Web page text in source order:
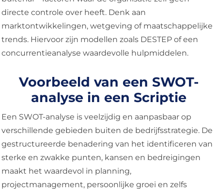
directe controle over heeft. Denk aan
marktontwikkelingen, wetgeving of maatschappelijke
trends. Hiervoor zijn modellen zoals DESTEP of een
concurrentieanalyse waardevolle hulpmiddelen.
Voorbeeld van een SWOT-
analyse in een Scriptie
Een SWOT-analyse is veelzijdig en aanpasbaar op
verschillende gebieden buiten de bedrijfsstrategie. De
gestructureerde benadering van het identificeren van
sterke en zwakke punten, kansen en bedreigingen
maakt het waardevol in planning,
projectmanagement, persoonlijke groei en zelfs